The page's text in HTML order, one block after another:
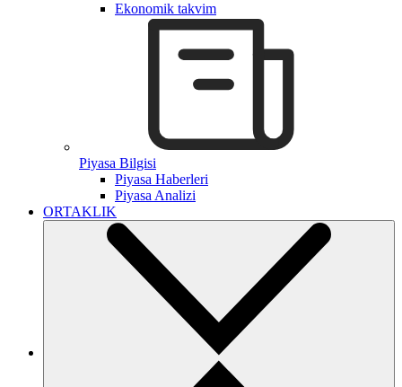
Ekonomik takvim
Piyasa Bilgisi
Piyasa Haberleri
Piyasa Analizi
ORTAKLIK